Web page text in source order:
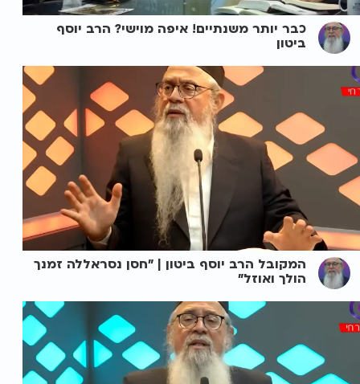
כבר יותר משנתיים! איפה מוישי? הרב יוסף
ביטון
המקובל הרב יוסף ביטון | "חסן נסראללה זמנך
הולך ואוזל"